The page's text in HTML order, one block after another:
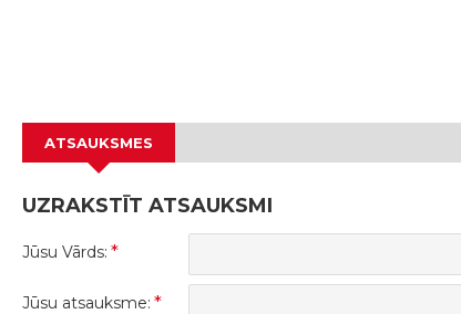
ATSAUKSMES
UZRAKSTĪT ATSAUKSMI
Jūsu Vārds:
Jūsu atsauksme: